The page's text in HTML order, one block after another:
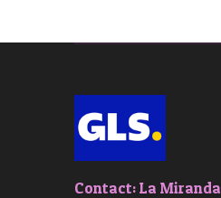
Contact: La Miranda